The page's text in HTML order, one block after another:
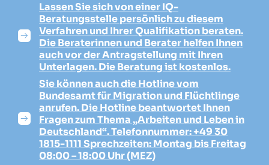
Lassen Sie sich von einer IQ-
Beratungsstelle persönlich zu diesem
Verfahren und Ihrer Qualifikation beraten.
Die Beraterinnen und Berater helfen Ihnen
auch vor der Antragstellung mit Ihren
Unterlagen. Die Beratung ist kostenlos.
Sie können auch die Hotline vom
Bundesamt für Migration und Flüchtlinge
anrufen. Die Hotline beantwortet Ihnen
Fragen zum Thema „Arbeiten und Leben in
Deutschland“. Telefonnummer: +49 30
1815-1111 Sprechzeiten: Montag bis Freitag
08:00 – 18:00 Uhr (MEZ)